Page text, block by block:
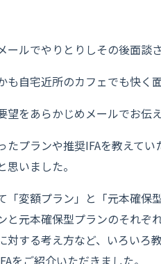
ールでやりとりしその後面談
も自宅近所のカフェでも快く
望をあらかじめメールでお伝え
たプランや推奨IFAを教えてい
思いました。
「変額プラン」と「元本確保
と元本確保型プランのそれぞ
対する考え方など、いろいろ
をご紹介いただきました。